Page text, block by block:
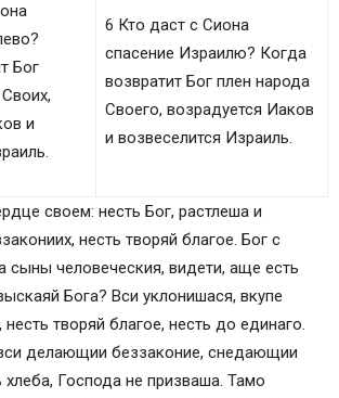
Бог
и
6 Кто даст с Сиона
спасение Израилю? Когда
возвратит Бог плен народа
Своего, возрадуется Иаков
и возвеселится Израиль.
своем: несть Бог, растлеша и
несть творяй благое. Бог с
сыны человеческия, видети, аще есть
Бога? Вси уклонишася, вкупе
творяй благое, несть до единаго.
делающии беззаконие, снедающии
Господа не призваша. Тамо